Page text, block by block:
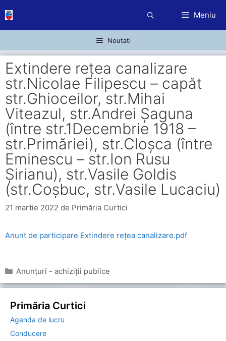
conținut
Meniu
Noutati
Extindere rețea canalizare
str.Nicolae Filipescu – capăt
str.Ghioceilor, str.Mihai
Viteazul, str.Andrei Șaguna
(între str.1Decembrie 1918 –
str.Primăriei), str.Cloșca (între
Eminescu – str.Ion Rusu
Șirianu), str.Vasile Goldis
(str.Coșbuc, str.Vasile Lucaciu)
21 martie 2022 de Primăria Curtici
Anunt de participare Extindere rețea canalizare.pdf
Categorii
Anunțuri - achiziții publice
Primăria Curtici
Agenda de lucru
Conducere